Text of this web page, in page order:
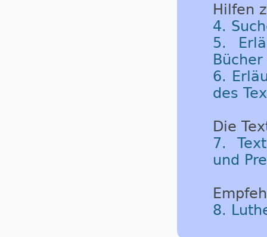
Hilfen
4.
5.
6.
des
Die
7.
und
8.